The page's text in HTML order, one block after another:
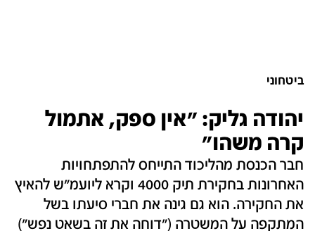
ביטחוני
יהודה גליק: "אין ספק, אתמול
קרה משהו"
חבר הכנסת מהליכוד התייחס להתפתחויות
האחרונות בחקירת תיק 4000 וקרא ליועמ"ש להאיץ
את החקירה. הוא גם גינה את חברי סיעתו בשל
המתקפה על המשטרה ("דוחה את זה בשאט נפש")